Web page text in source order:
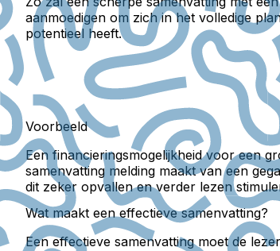
aanmoedigen om zich in het volledige
potentieel heeft.
Voorbeeld
Een financieringsmogelijkheid voor een
samenvatting melding maakt van een
dit zeker opvallen en verder lezen
Wat maakt een effectieve samenvatting?
Een effectieve samenvatting moet de